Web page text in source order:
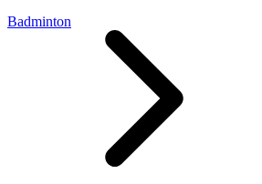
Badminton